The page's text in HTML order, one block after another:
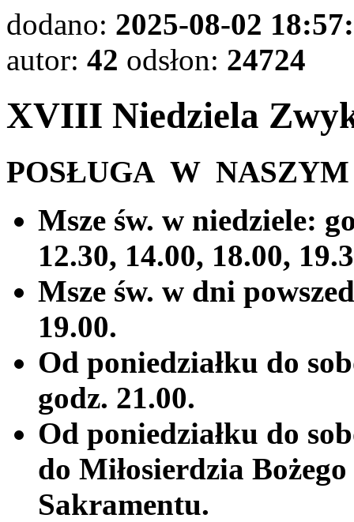
dodano: 2025-08-02
autor: 42 odsłon: 24724
XVIII Niedziela
POSŁUGA W
Msze św. w niedziele:
12.30, 14.00, 18.00,
Msze św. w dni
19.00.
Od poniedziałku do
godz. 21.00.
Od poniedziałku do
do Miłosierdzia
Sakramentu.